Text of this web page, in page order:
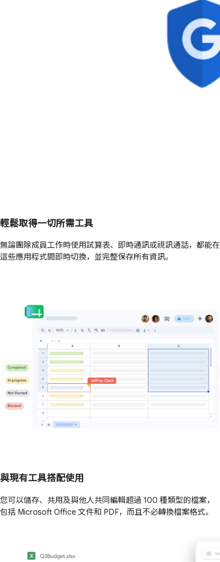
輕鬆取得一切所需工具
無論團隊成員工作時使用試算表、即時通訊或視訊通話，都能在
這些應用程式間即時切換，並完整保存所有資訊。
與現有工具搭配使用
您可以儲存、共用及與他人共同編輯超過 100 種類型的檔案，
包括 Microsoft Office 文件和 PDF，而且不必轉換檔案格式。